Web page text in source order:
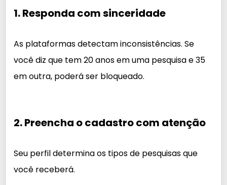
1. Responda com sinceridade
As plataformas detectam inconsistências. Se
você diz que tem 20 anos em uma pesquisa e 35
em outra, poderá ser bloqueado.
2. Preencha o cadastro com atenção
Seu perfil determina os tipos de pesquisas que
você receberá.